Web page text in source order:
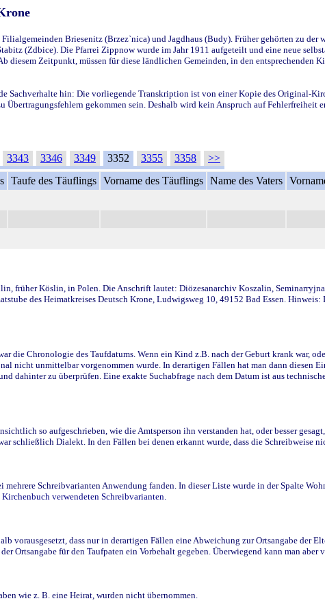
Briesenitz (Brzez`nica) und Jagdhaus (Budy). Früher gehörten zu der
(Zdbice). Die Pfarrei Zippnow wurde im Jahr 1911 aufgeteilt und eine neue
Zeitpunkt, müssen für diese ländlichen Gemeinden, in den entsprechenden
Sachverhalte hin: Die vorliegende Transkription ist von einer Kopie des Original-
gekommen sein. Deshalb wird kein Anspruch auf Fehlerfreiheit
3343 3346 3349 3352 3355 3358
>>
Taufe des Täuflings Vorname des Täuflings Name des Vaters
früher Köslin, in Polen. Die Anschrift lautet: Diözesanarchiv Koszalin,
des Heimatkreises Deutsch Krone, Ludwigsweg 10, 49152 Bad Essen.
die Chronologie des Taufdatums. Wenn ein Kind z.B. nach der Geburt krank war,
nicht unmittelbar vorgenommen wurde. In derartigen Fällen hat man dann diesen
dahinter zu überprüfen. Eine exakte Suchabfrage nach dem Datum ist aus
so aufgeschrieben, wie die Amtsperson ihn verstanden hat, oder besser
schließlich Dialekt. In den Fällen bei denen erkannt wurde, dass die Schreibweise
Schreibvarianten Anwendung fanden. In dieser Liste wurde in der Spalte
verwendeten Schreibvarianten.
vorausgesetzt, dass nur in derartigen Fällen eine Abweichung zur Ortsangabe der
Ortsangabe für den Taufpaten ein Vorbehalt gegeben. Überwiegend kann man aber
wie z. B. eine Heirat, wurden nicht übernommen.